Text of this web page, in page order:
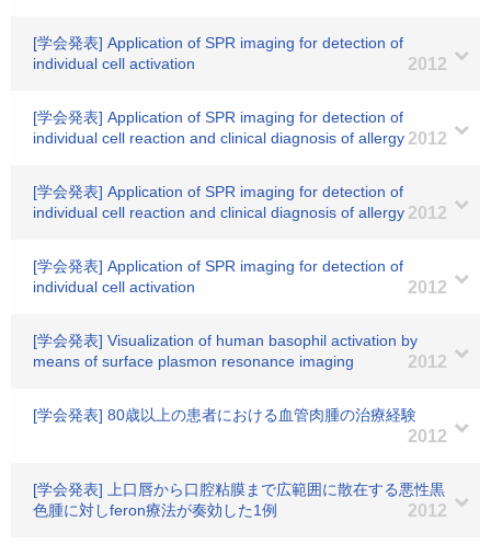
[学会発表] Application of SPR imaging for detection of
individual cell activation
2012
[学会発表] Application of SPR imaging for detection of
individual cell reaction and clinical diagnosis of allergy 2012
[学会発表] Application of SPR imaging for detection of
individual cell reaction and clinical diagnosis of allergy 2012
[学会発表] Application of SPR imaging for detection of
individual cell activation
2012
[学会発表] Visualization of human basophil activation by
means of surface plasmon resonance imaging
2012
[学会発表] 80歳以上の患者における血管肉腫の治療経験
2012
[学会発表] 上口唇から口腔粘膜まで広範囲に散在する悪性黒
色腫に対しferon療法が奏効した1例
2012